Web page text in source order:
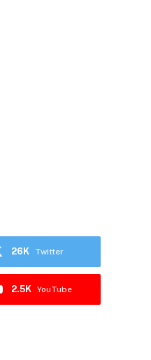
Twitter
26K
YouTube
2.5K